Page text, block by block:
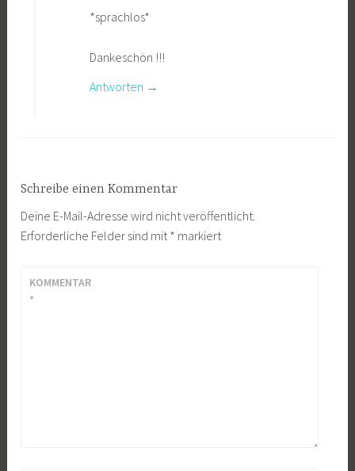
*sprachlos*
Dankeschön !!!
Antworten
Schreibe einen Kommentar
Deine E-Mail-Adresse wird nicht veröffentlicht.
Erforderliche Felder sind mit* markiert
KOMMENTAR
*